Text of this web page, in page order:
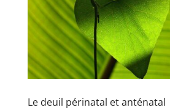
Le deuil périnatal et anténatal